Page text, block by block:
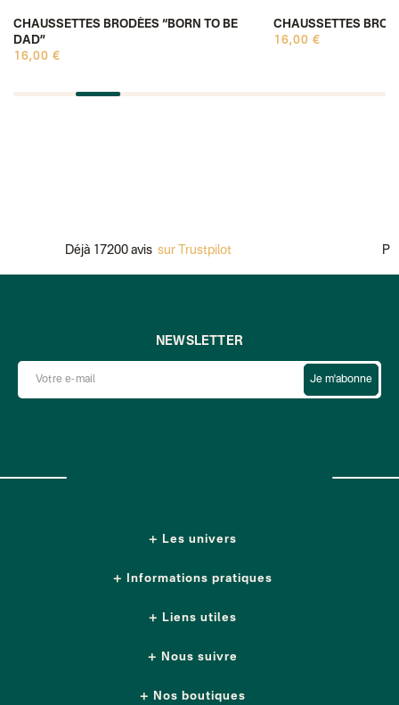
CHAUSSETTES BRODÉES “BORN TO BE
DAD”
16,00 €
CHAUSSETTES
16,00 €
Déjà 17200 avis sur Trustpilot
Les univers
Informations pratiques
Liens utiles
NEWSLETTER
Je m'abonne
Nous suivre
Nos boutiques